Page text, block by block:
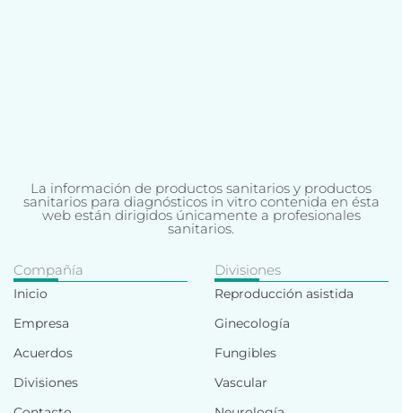
La información de productos sanitarios y productos
sanitarios para diagnósticos in vitro contenida en ésta
web están dirigidos únicamente a profesionales
sanitarios.
Compañía
Inicio
Empresa
Acuerdos
Divisiones
Divisiones
Reproducción asistida
Ginecología
Fungibles
Vascular